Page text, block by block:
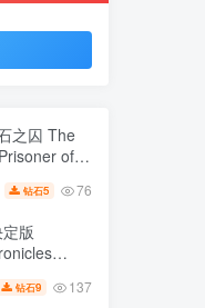
之囚 The
of
钻石5 76
版
v1.1.2版
钻石9 137
费
之囚 The
of
v1.02.06
钻石5
版